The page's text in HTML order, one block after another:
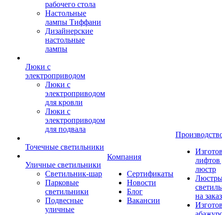
рабочего стола
Настольные
лампы Тиффани
Дизайнерские
настольные
лампы
Люки с
электроприводом
Люки с
электроприводом
для кровли
Люки с
электроприводом
для подвала
Точечные светильники
Уличные светильники
Светильник-шар
Парковые
светильники
Подвесные
уличные
Компания
Сертификаты
Новости
Блог
Вакансии
лифтов
люстр
на заказ